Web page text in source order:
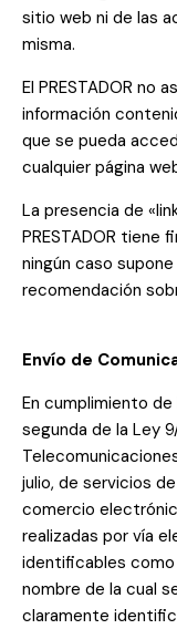
sitio web ni de las
misma.
El PRESTADOR no
información
que se pueda
cualquier página
La presencia de
PRESTADOR tiene
ningún caso
recomendación
Envío de
En cumplimiento
segunda de la Ley
julio, de servicios
comercio
realizadas por vía
identificables como
nombre de la cual
claramente